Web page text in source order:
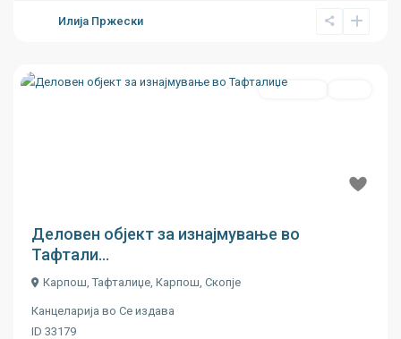
Илија Пржески
Се издава
Деловен објект за изнајмување во
Тафтали...
Карпош, Тафталиџе, Карпош, Скопје
Канцеларија во Се издава
ID 33179